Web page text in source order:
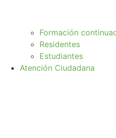
Formación
Residentes
Estudiantes
Atención Ciudadana